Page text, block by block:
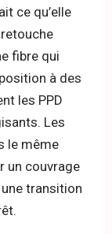
ce qu’elle
fibre qui
à des
les PPD
Les
le même
un couvrage
transition